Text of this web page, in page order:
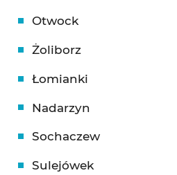
Otwock
Żoliborz
Łomianki
Nadarzyn
Sochaczew
Sulejówek